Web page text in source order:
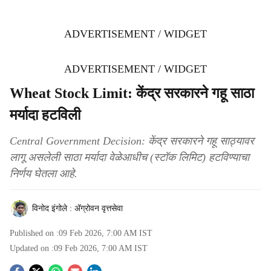
ADVERTISEMENT / WIDGET
ADVERTISEMENT / WIDGET
Wheat Stock Limit: केंद्र सरकारने गहू साठा
मर्यादा हटविली
Central Government Decision: केंद्र सरकारने गहू साठ्यावर
लागू असलेली साठा मर्यादा वेळेआधीच (स्टॉक लिमिट) हटविण्याचा
निर्णय घेतला आहे.
विनोद इंगोले : ॲग्रोवन वृत्तसेवा
Published on :09 Feb 2026, 7:00 AM IST
Updated on :09 Feb 2026, 7:00 AM IST